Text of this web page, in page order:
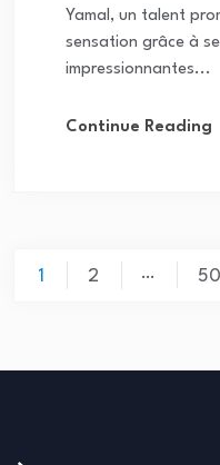
Yamal, un talent
sensation grâce à
impressionnantes...
Continue Reading
Pagination
1 2 … 50